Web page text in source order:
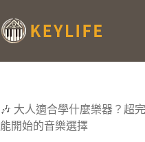
🎶 大人適合學什麼樂器？超
能開始的音樂選擇